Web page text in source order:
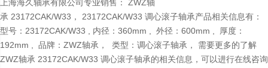
上海海久轴承有限公司专业销售： ZWZ轴
承 23172CAK/W33， 23172CAK/W33 调心滚子轴承产品相关信息有：
型号：23172CAK/W33 , 内径：360mm , 外径：600mm , 厚度：
192mm , 品牌：ZWZ轴承， 类型：调心滚子轴承， 需要更多的了解
ZWZ轴承 23172CAK/W33 调心滚子轴承的相关信息，可以进行在线咨询